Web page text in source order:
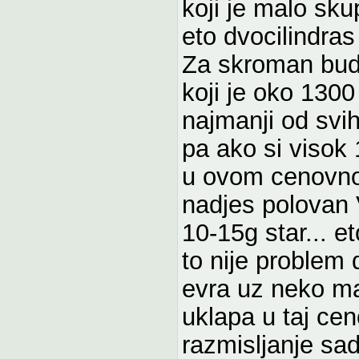
koji je malo
eto
Za skroman
koji je oko
najmanji od
pa ako si visok
u ovom
nadjes polovan
10-15g star...
to nije problem
evra uz neko
uklapa u taj
razmisljanje